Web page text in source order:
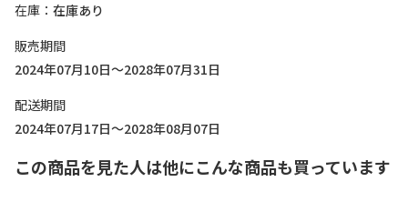
在庫
在庫あり
販売期間
2024年07月10日～2028年07月31日
配送期間
2024年07月17日～2028年08月07日
この商品を見た人は他にこんな商品も買っています